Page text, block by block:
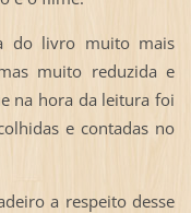
do livro muito mais
muito reduzida e
na hora da leitura foi
e contadas no
a respeito desse